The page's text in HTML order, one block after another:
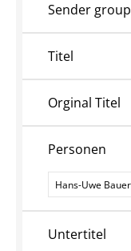
Sender group
Titel
Orginal Titel
Personen
Personen
Untertitel